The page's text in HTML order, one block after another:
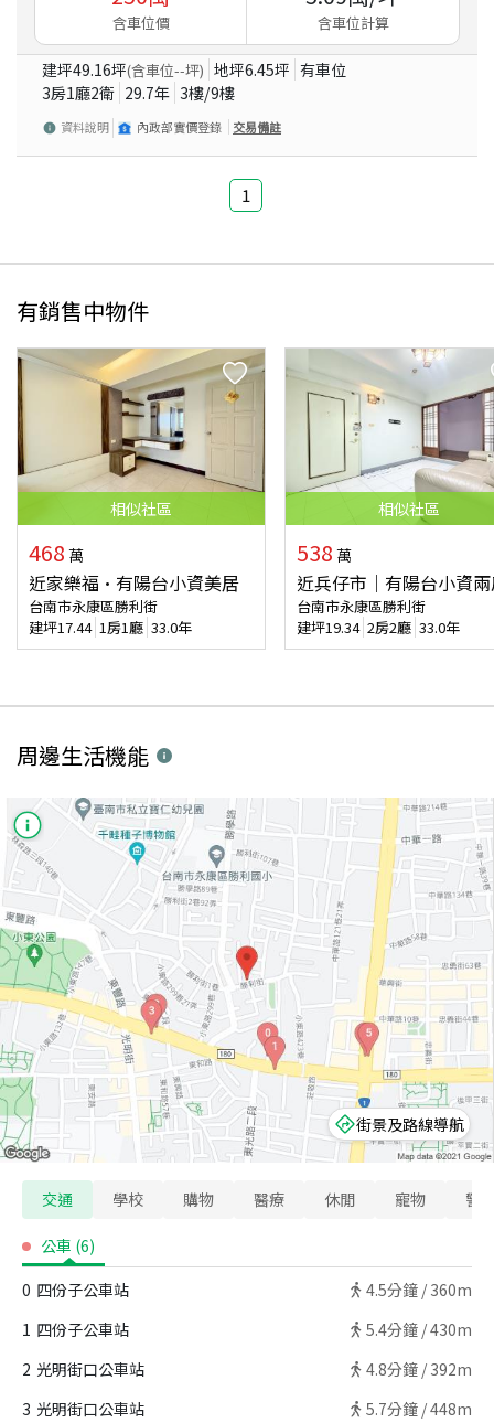
含車位價 含車位計算
建坪49.16坪(含車位--坪) 地坪6.45坪 有車位
3房1廳2衛 29.7年 3樓/9樓
資料說明 內政部實價登錄 交易備註
1
有銷售中物件
相似社區
468 萬
近家樂福·有陽台小資美居
台南市永康區勝利街
建坪17.44 1房1廳 33.0年
相似社區
538 萬
近兵仔市｜有陽台小資
台南市永康區勝利街
建坪19.34 2房2廳 33.0年
周邊生活機能
街景及路線導航
交通 學校 購物 醫療 休閒 寵物 警
公車 (6)
0 四份子公車站 4.5分鐘 / 360m
1 四份子公車站 5.4分鐘 /430m
2 光明街口公車站 4.8分鐘 / 392m
3 光明街口公車站 5.7分鐘 /448m